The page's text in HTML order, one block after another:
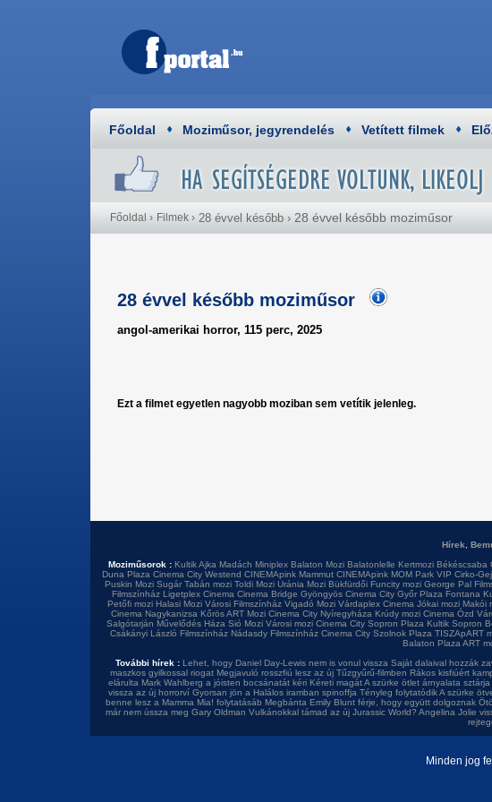
Főoldal Moziműsor, jegyrendelés Vetített filmek
Főoldal › Filmek › 28 évvel később › 28 évvel később moziműsor
28 évvel később moziműsor
angol-amerikai horror, 115 perc, 2025
Ezt a filmet egyetlen nagyobb moziban sem vetítik jelenleg.
Hírek
Moziműsorok : Kultik Ajka Madách Miniplex Balaton Mozi Balatonlelle Kertmozi Békéscsaba
Duna Plaza Cinema City Westend CINEMApink Mammut CINEMApink MOM Park VIP Cirko-
Puskin Mozi Sugár Tabán mozi Toldi Mozi Uránia Mozi Bükfürdői Funcity mozi George Pal
Filmszínház Ligetplex Cinema Cinema Bridge Gyöngyös Cinema City Győr Plaza Fontana
Petőfi mozi Halasi Mozi Városi Filmszínház Vigadó Mozi Várdaplex Cinema Jókai mozi Makói
Cinema Nagykanizsa Kőrös ART Mozi Cinema City Nyíregyháza Krúdy mozi Cinema Ózd
Salgótarján Művelődés Háza Sió Mozi Városi mozi Cinema City Sopron Plaza Kultik Sopron
Csákányi László Filmszínház Nádasdy Filmszínház Cinema City Szolnok Plaza TISZApART
Balaton Plaza ART
További hírek : Lehet, hogy Daniel Day-Lewis nem is vonul vissza Saját dalaival hozzák
maszkos gyilkossal riogat Megjavuló rosszfiú lesz az új Tűzgyűrű-filmben Rákos kisfiúért
elárulta Mark Wahlberg a jóisten bocsánatát kéri Kéreti magát A szürke ötlet árnyalata sztárja
vissza az új horrorví Gyorsan jön a Halálos iramban spinoffja Tényleg folytatódik A szürke
benne lesz a Mamma Mia! folytatásáb Megbánta Emily Blunt férje, hogy együtt dolgoznak
már nem ússza meg Gary Oldman Vulkánokkal támad az új Jurassic World? Angelina Jolie
Minden jog